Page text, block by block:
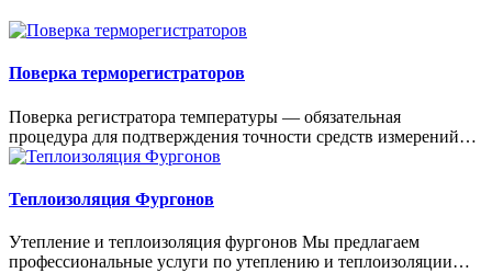
Поверка терморегистраторов
Поверка регистратора температуры — обязательная
процедура для подтверждения точности средств измерений…
Теплоизоляция Фургонов
Утепление и теплоизоляция фургонов Мы предлагаем
профессиональные услуги по утеплению и теплоизоляции…